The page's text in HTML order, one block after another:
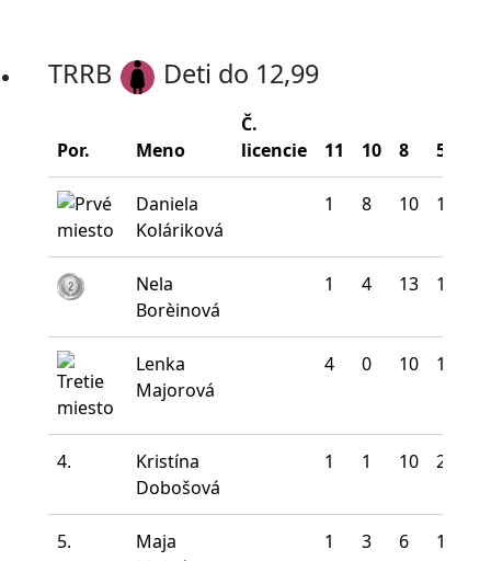
TRRB Deti do 12,99
Por. Meno
Č.
licencie
11 10 8 5
Daniela
Koláriková
1 8 10 18
Nela
Borèinová
1 4 13 18
Lenka
Majorová
4 0 10 19
4.
Kristína
Dobošová
1 1 10 20
5.
Maja
1 3 6 19